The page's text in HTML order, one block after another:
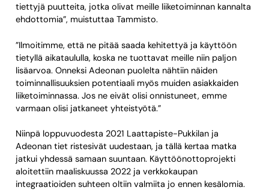
tiettyjä puutteita, jotka olivat meille liiketoiminnan kannalta
ehdottomia”, muistuttaa Tammisto.
”Ilmoitimme, että ne pitää saada kehitettyä ja käyttöön
tietyllä aikataululla, koska ne tuottavat meille niin paljon
lisäarvoa. Onneksi Adeonan puolelta nähtiin näiden
toiminnallisuuksien potentiaali myös muiden asiakkaiden
liiketoiminnassa. Jos ne eivät olisi onnistuneet, emme
varmaan olisi jatkaneet yhteistyötä.”
Niinpä loppuvuodesta 2021 Laattapiste-Pukkilan ja
Adeonan tiet ristesivät uudestaan, ja tällä kertaa matka
jatkui yhdessä samaan suuntaan. Käyttöönottoprojekti
aloitettiin maaliskuussa 2022 ja verkkokaupan
integraatioiden suhteen oltiin valmiita jo ennen kesälomia.